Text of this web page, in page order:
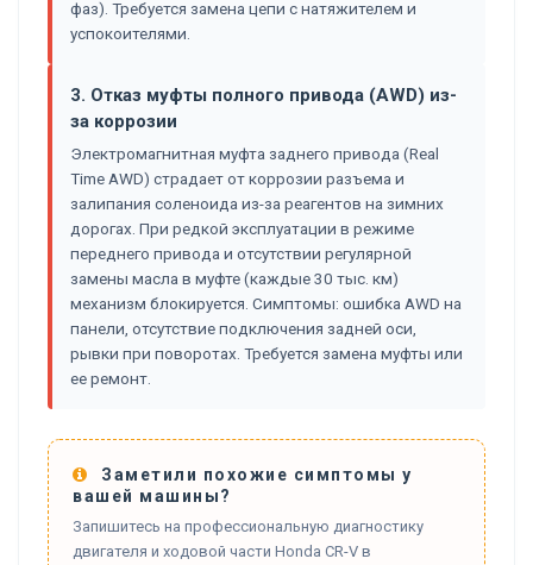
фаз). Требуется замена цепи с натяжителем и
успокоителями.
3. Отказ муфты полного привода (AWD) из-
за коррозии
Электромагнитная муфта заднего привода (Real
Time AWD) страдает от коррозии разъема и
залипания соленоида из-за реагентов на зимних
дорогах. При редкой эксплуатации в режиме
переднего привода и отсутствии регулярной
замены масла в муфте (каждые 30 тыс. км)
механизм блокируется. Симптомы: ошибка AWD на
панели, отсутствие подключения задней оси,
рывки при поворотах. Требуется замена муфты или
ее ремонт.
Заметили похожие симптомы у
вашей машины?
Запишитесь на профессиональную диагностику
двигателя и ходовой части Honda CR-V в